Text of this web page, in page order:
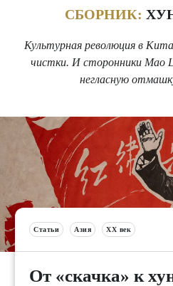
СБОРНИК:
Культурная революция в
чистки. И сторонники Мао
негласную
Статьи Азия XX век
От «скачка» к